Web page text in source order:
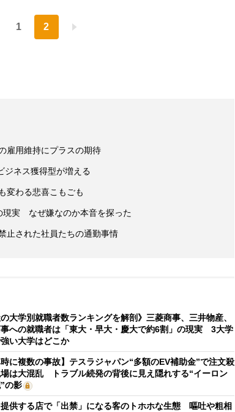
1 2
雇用維持にプラスの期待
ネス獲得型が増える
変わる悲喜こもごも
現実 なぜ嫌なのか本音を探った
された社員たちの通勤事情
の大学別就職者数ランキングを解剖》三菱商事、三井物産、
への就職者は「東大・早大・慶大で約6割」の現実 3大学
い大学はどこか
時に複数の事故】テスラジャパン“多額のEV補助金”で注文殺
は大混乱 トラブル続発の背後に見え隠れする“イーロン
の影
供する店で「出禁」になる客のトホホな生態 嘔吐や粗相